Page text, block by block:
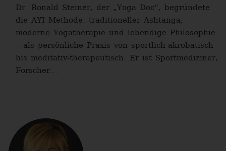
Dr. Ronald Steiner, der „Yoga Doc“, begründete
die AYI Methode: traditioneller Ashtanga,
moderne Yogatherapie und lebendige Philosophie
– als persönliche Praxis von sportlich-akrobatisch
bis meditativ-therapeutisch. Er ist Sportmediziner,
Forscher...